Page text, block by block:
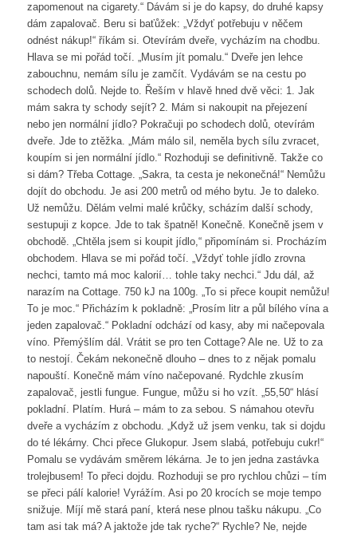
zapomenout na cigarety.“ Dávám si je do kapsy, do druhé kapsy
dám zapalovač. Beru si baťůžek: „Vždyť potřebuju v něčem
odnést nákup!“ říkám si. Otevírám dveře, vycházím na chodbu.
Hlava se mi pořád točí. „Musím jít pomalu.“ Dveře jen lehce
zabouchnu, nemám sílu je zamčít. Vydávám se na cestu po
schodech dolů. Nejde to. Řeším v hlavě hned dvě věci: 1. Jak
mám sakra ty schody sejít? 2. Mám si nakoupit na přejezení
nebo jen normální jídlo? Pokračuji po schodech dolů, otevírám
dveře. Jde to ztěžka. „Mám málo sil, neměla bych sílu zvracet,
koupím si jen normální jídlo.“ Rozhoduji se definitivně. Takže co
si dám? Třeba Cottage. „Sakra, ta cesta je nekonečná!“ Nemůžu
dojít do obchodu. Je asi 200 metrů od mého bytu. Je to daleko.
Už nemůžu. Dělám velmi malé krůčky, scházím další schody,
sestupuji z kopce. Jde to tak špatně! Konečně. Konečně jsem v
obchodě. „Chtěla jsem si koupit jídlo,“ připomínám si. Procházím
obchodem. Hlava se mi pořád točí. „Vždyť tohle jídlo zrovna
nechci, tamto má moc kalorií… tohle taky nechci.“ Jdu dál, až
narazím na Cottage. 750 kJ na 100g. „To si přece koupit nemůžu!
To je moc.“ Přicházím k pokladně: „Prosím litr a půl bílého vína a
jeden zapalovač.“ Pokladní odchází od kasy, aby mi načepovala
víno. Přemýšlím dál. Vrátit se pro ten Cottage? Ale ne. Už to za
to nestojí. Čekám nekonečně dlouho – dnes to z nějak pomalu
napouští. Konečně mám víno načepované. Rydchle zkusím
zapalovač, jestli fungue. Fungue, můžu si ho vzít. „55,50“ hlásí
pokladní. Platím. Hurá – mám to za sebou. S námahou otevřu
dveře a vycházím z obchodu. „Když už jsem venku, tak si dojdu
do té lékárny. Chci přece Glukopur. Jsem slabá, potřebuju cukr!“
Pomalu se vydávám směrem lékárna. Je to jen jedna zastávka
trolejbusem! To přeci dojdu. Rozhoduji se pro rychlou chůzi – tím
se přeci pálí kalorie! Vyrážím. Asi po 20 krocích se moje tempo
snižuje. Míjí mě stará paní, která nese plnou tašku nákupu. „Co
tam asi tak má? A jaktože jde tak ryche?“ Rychle? Ne, nejde